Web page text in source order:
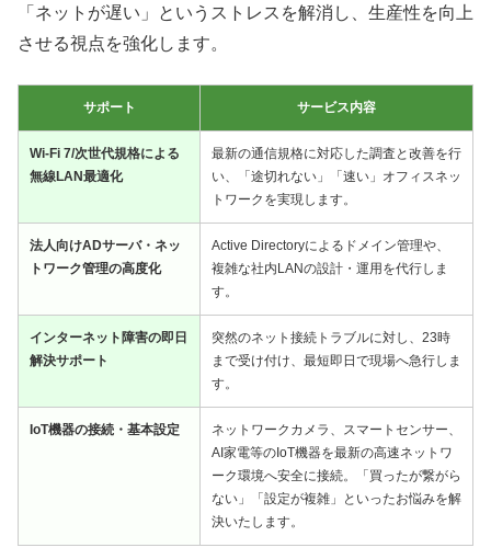
「ネットが遅い」というストレスを解消し、生産性を向上
させる視点を強化します。
サポート サービス内容
Wi-Fi 7/次世代規格による
無線LAN最適化
最新の通信規格に対応した調査と改善を行
い、「途切れない」「速い」オフィスネッ
トワークを実現します。
法人向けADサーバ・ネッ
トワーク管理の高度化
Active Directoryによるドメイン管理や、
複雑な社内LANの設計・運用を代行しま
す。
インターネット障害の即日
解決サポート
突然のネット接続トラブルに対し、23時
まで受け付け、最短即日で現場へ急行しま
す。
IoT機器の接続・基本設定
ネットワークカメラ、スマートセンサー、
AI家電等のIoT機器を最新の高速ネットワ
ーク環境へ安全に接続。「買ったが繋がら
ない」「設定が複雑」といったお悩みを解
決いたします。